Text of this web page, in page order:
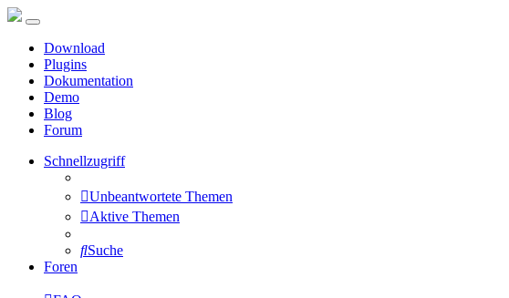
Download
Plugins
Dokumentation
Demo
Blog
Forum
Schnellzugriff
Unbeantwortete Themen
Aktive Themen
Suche
Foren